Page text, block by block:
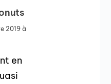
2019 à
en